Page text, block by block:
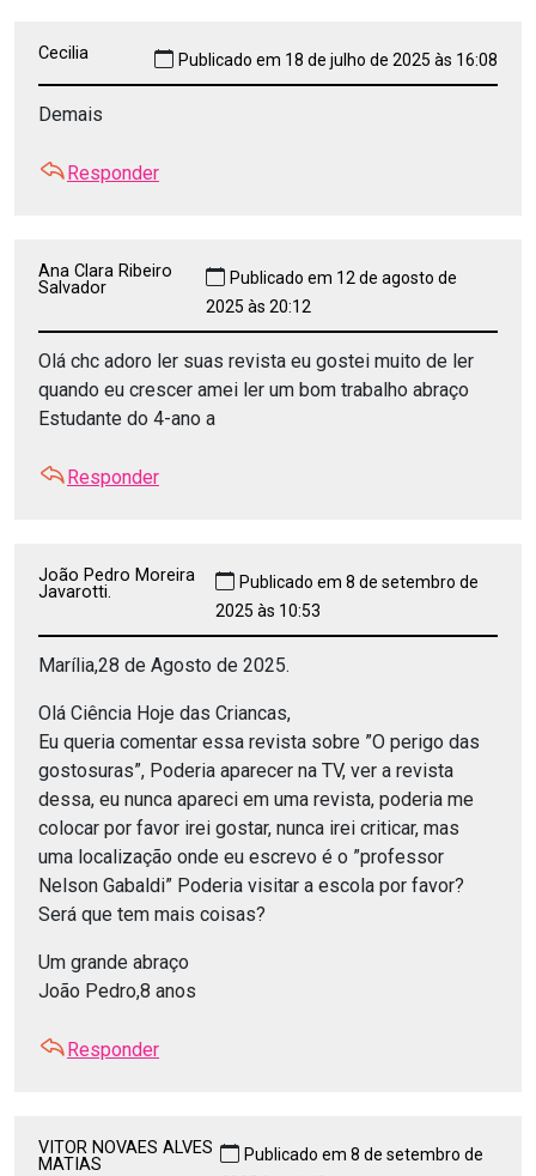
Cecilia Publicado em 18 de julho de 2025 às 16:08
Demais
Responder
Ana Clara Ribeiro
Salvador
Publicado em 12 de agosto de
2025 às 20:12
Olá chc adoro ler suas revista eu gostei muito de ler
quando eu crescer amei ler um bom trabalho abraço
Estudante do 4-ano a
Responder
João Pedro Moreira
Javarotti.
Publicado em 8 de setembro de
2025 às 10:53
Marília,28 de Agosto de 2025.
Olá Ciência Hoje das Criancas,
Eu queria comentar essa revista sobre ”O perigo das
gostosuras”, Poderia aparecer na TV, ver a revista
dessa, eu nunca apareci em uma revista, poderia me
colocar por favor irei gostar, nunca irei criticar, mas
uma localização onde eu escrevo é o ”professor
Nelson Gabaldi” Poderia visitar a escola por favor?
Será que tem mais coisas?
Um grande abraço
João Pedro,8 anos
Responder
VITOR NOVAES ALVES
MATIAS
Publicado em 8 de setembro de